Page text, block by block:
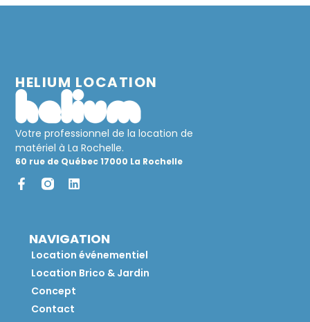
HELIUM LOCATION
Votre professionnel de la location de
matériel à La Rochelle.
60 rue de Québec 17000 La Rochelle
NAVIGATION
Location événementiel
Location Brico & Jardin
Concept
Contact